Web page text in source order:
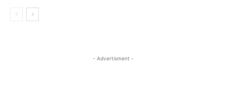
- Advertisment -